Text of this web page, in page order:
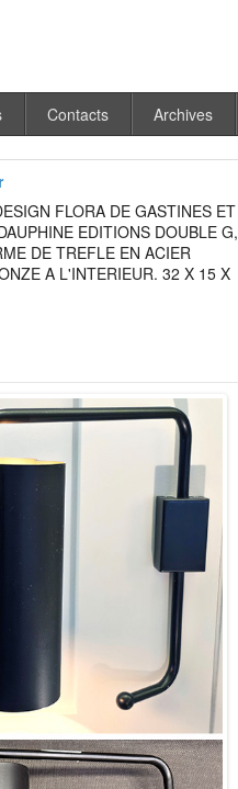
Contacts Archives
FLORA DE GASTINES ET
EDITIONS DOUBLE G,
DE TREFLE EN ACIER
A L'INTERIEUR. 32 X 15 X